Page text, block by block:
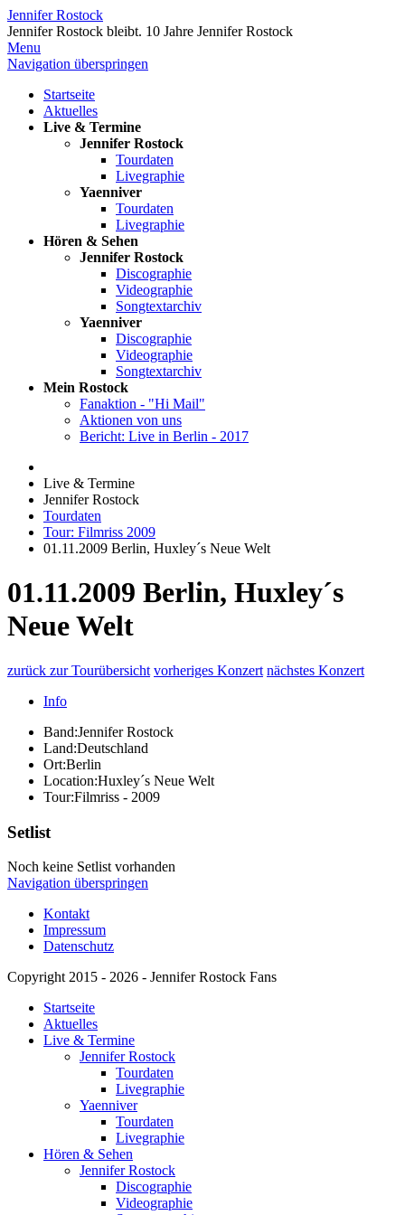
Jennifer Rostock
Jennifer Rostock bleibt. 10 Jahre Jennifer Rostock
Menu
Navigation überspringen
Startseite
Aktuelles
Live & Termine
Jennifer Rostock
Tourdaten
Livegraphie
Yaenniver
Tourdaten
Livegraphie
Hören & Sehen
Jennifer Rostock
Discographie
Videographie
Songtextarchiv
Yaenniver
Discographie
Videographie
Songtextarchiv
Mein Rostock
Fanaktion - "Hi Mail"
Aktionen von uns
Bericht: Live in Berlin - 2017
Live & Termine
Jennifer Rostock
Tourdaten
Tour: Filmriss 2009
01.11.2009 Berlin, Huxley´s Neue Welt
01.11.2009 Berlin, Huxley´s
Neue Welt
zurück zur Tourübersicht vorheriges Konzert nächstes Konzert
Info
Band:Jennifer Rostock
Land:Deutschland
Ort:Berlin
Location:Huxley´s Neue Welt
Tour:Filmriss - 2009
Setlist
Noch keine Setlist vorhanden
Navigation überspringen
Kontakt
Impressum
Datenschutz
Copyright 2015 - 2026 - Jennifer Rostock Fans
Startseite
Aktuelles
Live & Termine
Jennifer Rostock
Tourdaten
Livegraphie
Yaenniver
Tourdaten
Livegraphie
Hören & Sehen
Jennifer Rostock
Discographie
Videographie